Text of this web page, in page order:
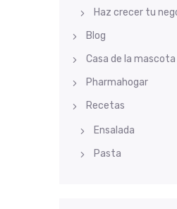
Haz crecer tu
Blog
Casa de la mascota
Pharmahogar
Recetas
Ensalada
Pasta